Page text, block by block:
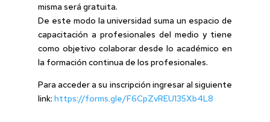
misma será gratuita.
De este modo la universidad suma un espacio de
capacitación a profesionales del medio y tiene
como objetivo colaborar desde lo académico en
la formación continua de los profesionales.
Para acceder a su inscripción ingresar al siguiente
link: https://forms.gle/F6CpZvREU135Xb4L8